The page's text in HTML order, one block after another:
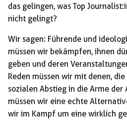
das gelingen, was Top
nicht gelingt?
Wir sagen: Führende und
müssen wir bekämpfen, ihnen
geben und deren
Reden müssen wir mit denen,
sozialen Abstieg in die Arme der
müssen wir eine echte
wir im Kampf um eine wirklich